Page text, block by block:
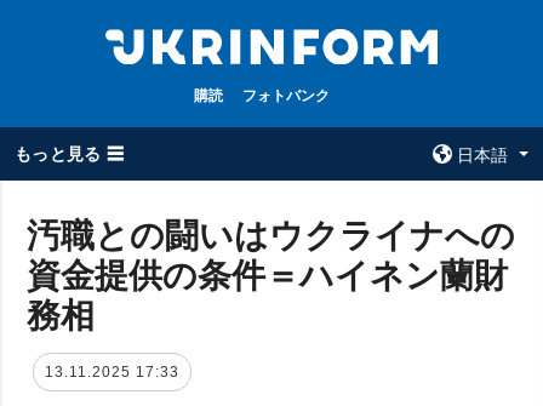
購読 フォトバンク
もっと見る ☰
日本語
全てのトピック
戦争
政治
ウクルインフォ
ルム
汚職との闘いはウクライナへの
資金提供の条件＝ハイネン蘭財
務相
13.11.2025 17:33